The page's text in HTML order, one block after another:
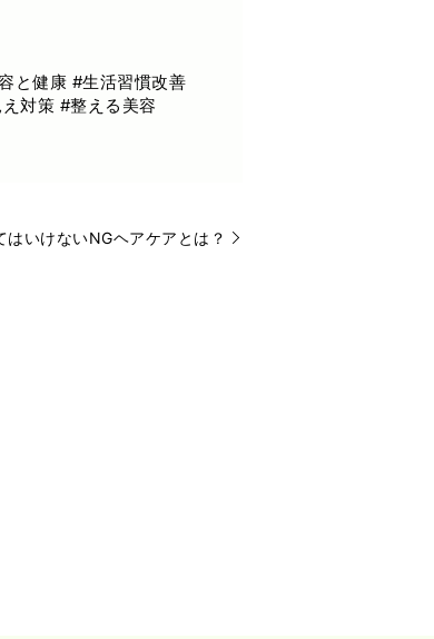
と健康 #生活習慣改善
対策 #整える美容
はいけないNGヘアケアとは？